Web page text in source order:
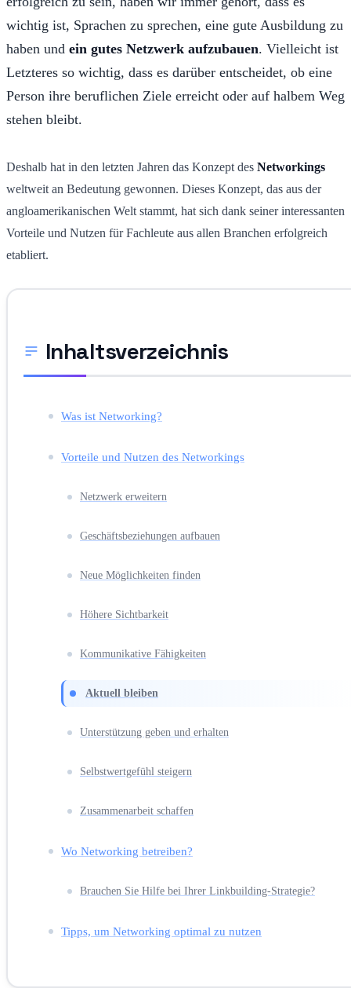
wichtig ist, Sprachen zu sprechen, eine gute Ausbildung zu
haben und ein gutes Netzwerk aufzubauen. Vielleicht ist
Letzteres so wichtig, dass es darüber entscheidet, ob eine
Person ihre beruflichen Ziele erreicht oder auf halbem Weg
stehen bleibt.
Deshalb hat in den letzten Jahren das Konzept des Networkings
weltweit an Bedeutung gewonnen. Dieses Konzept, das aus der
angloamerikanischen Welt stammt, hat sich dank seiner interessanten
Vorteile und Nutzen für Fachleute aus allen Branchen erfolgreich
etabliert.
Inhaltsverzeichnis
Was ist Networking?
Vorteile und Nutzen des Networkings
Netzwerk erweitern
Geschäftsbeziehungen aufbauen
Neue Möglichkeiten finden
Höhere Sichtbarkeit
Kommunikative Fähigkeiten
Aktuell bleiben
Unterstützung geben und erhalten
Selbstwertgefühl steigern
Zusammenarbeit schaffen
Wo Networking betreiben?
Brauchen Sie Hilfe bei Ihrer Linkbuilding-Strategie?
Tipps, um Networking optimal zu nutzen